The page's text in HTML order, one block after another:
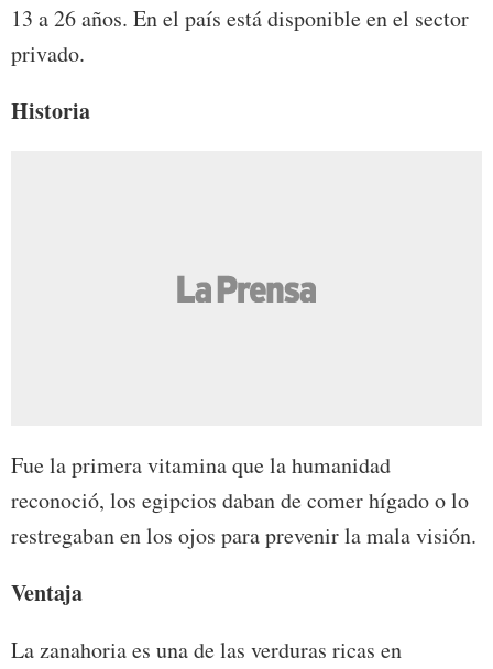
13 a 26 años. En el país está disponible en el sector
privado.
Historia
Fue la primera vitamina que la humanidad
reconoció, los egipcios daban de comer hígado o lo
restregaban en los ojos para prevenir la mala visión.
Ventaja
La zanahoria es una de las verduras ricas en